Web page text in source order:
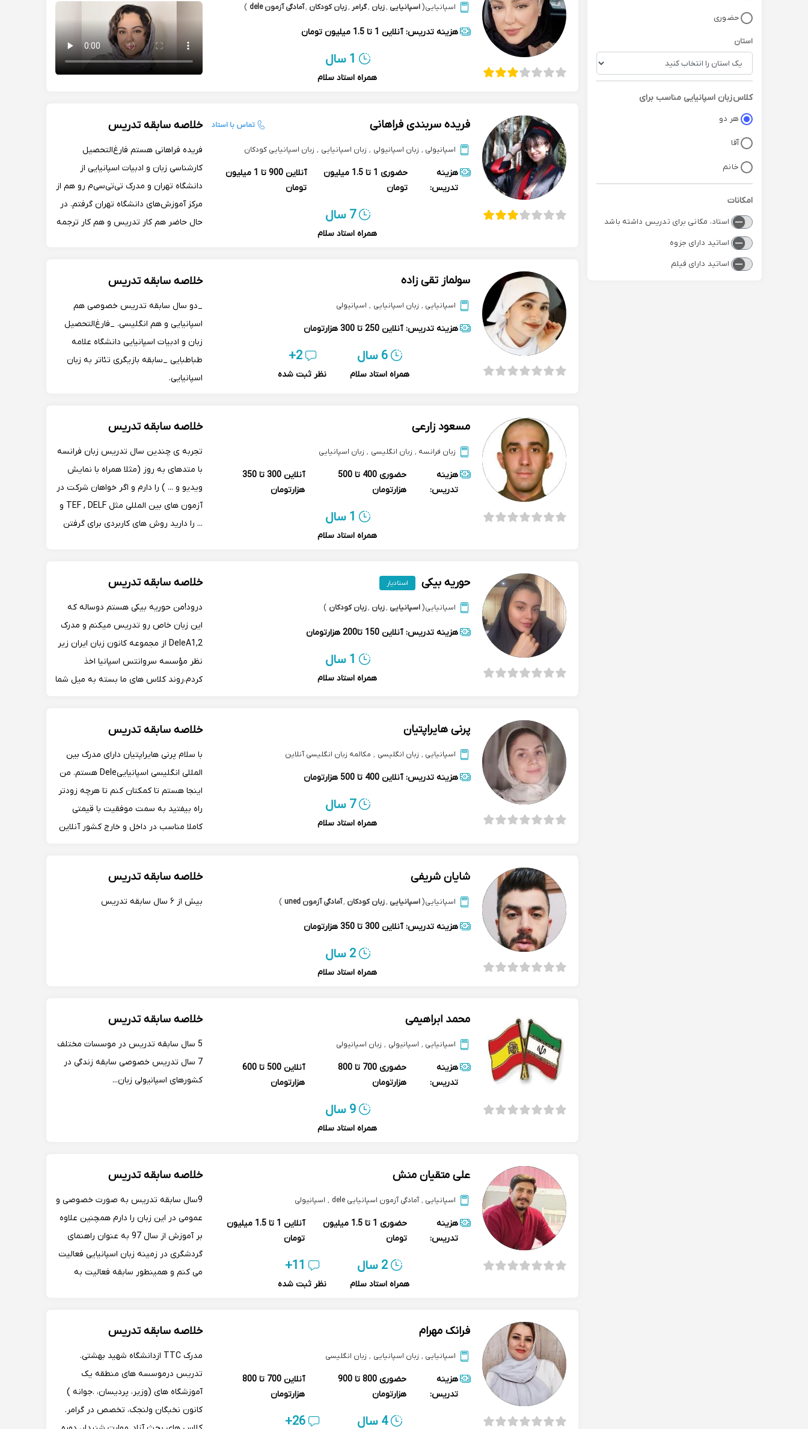
حضوری
استان
کلاسزبان اسپانیایی مناسب برای
هر دو
آقا
خانم
امکانات
استاد، مکانی برای تدریس داشته باشد
اساتید دارای جزوه
اساتید دارای فیلم
اسپانیایی(اسپانیایی ,زبان ,گرامر ,زبان کودکان ,آمادگی آزمون dele )
هزینه تدریس: آنلاین 1 تا 1.5 میلیون تومان
1 سال
همراه استاد سلام
فریده سربندی فراهانی تماس با استاد
اسپانیولی , زبان اسپانیولی , زبان اسپانیایی , زبان اسپانیایی کودکان
هزینه
تدریس:
حضوری
1 تا 1.5 میلیون
تومان
آنلاین
900 تا 1 میلیون
تومان
7 سال
همراه استاد سلام
خلاصه سابقه تدریس
فریده فراهانی هستم فارغ‌التحصیل
کارشناسی زبان و ادبیات اسپانیایی از
دانشگاه تهران و مدرک تی‌تی‌سی‌م رو هم از
مرکز آموزش‌های دانشگاه تهران گرفتم. در
حال حاضر هم کار تدریس و هم کار ترجمه
مشغول به تدریس هستم.
سولماز تقی زاده
اسپانیایی , زبان اسپانیایی , اسپانیولی
هزینه تدریس: آنلاین 250 تا 300 هزارتومان
6 سال
همراه استاد سلام
2+
نظر ثبت شده
خلاصه سابقه تدریس
_دو سال سابقه تدریس خصوصی هم
اسپانیایی و هم انگلیسی. _فارغ‌التحصیل
زبان و ادبیات اسپانیایی دانشگاه علامه
طباطبایی _سابقه بازیگری تئاتر به زبان
اسپانیایی.
مسعود زارعی
زبان فرانسه , زبان انگلیسی , زبان اسپانیایی
هزینه
تدریس:
حضوری
400 تا 500
هزارتومان
آنلاین
300 تا 350
هزارتومان
1 سال
همراه استاد سلام
خلاصه سابقه تدریس
تجربه ی چندین سال تدریس زبان فرانسه
با متدهای به روز (مثلا همراه با نمایش
ویدیو و ... ) را دارم و اگر خواهان شرکت در
آزمون های بین المللی مثل TEF , DELF و
... را دارید روش های کاربردی برای گرفتن
حوریه بیکی استادیار
اسپانیایی(اسپانیایی ,زبان ,زبان کودکان )
هزینه تدریس: آنلاین 150 تا200 هزارتومان
1 سال
همراه استاد سلام
خلاصه سابقه تدریس
درود!من حوریه بیکی هستم دوساله که
این زبان خاص رو تدریس میکنم و‌ مدرک
DeleA1,2 از مجموعه کانون زبان ایران زیر
نظر مؤسسه سروانتس اسپانیا اخذ
کردم،روند کلاس های ما بسته به میل شما
نیاز دارید با بنده در ارتباط باشید.
پرنی هایراپتیان
اسپانیایی , زبان انگلیسی , مکالمه زبان انگلیسی آنلاین
هزینه تدریس: آنلاین 400 تا 500 هزارتومان
7 سال
همراه استاد سلام
خلاصه سابقه تدریس
با سلام پرنی هایراپتیان دارای مدرک بین
المللی انگلیسی اسپانیاییDele هستم. من
اینجا هستم تا کمکتان کنم تا هرچه زودتر
راه بیفتید به سمت موفقیت با قیمتی
کاملا مناسب در داخل و خارج کشور آنلاین
هدیه من به شماست.
شایان شریفی
اسپانیایی(اسپانیایی ,زبان کودکان ,آمادگی آزمون uned )
هزینه تدریس: آنلاین 300 تا 350 هزارتومان
2 سال
همراه استاد سلام
خلاصه سابقه تدریس
بیش از ۶ سال سابقه تدریس
محمد ابراهیمی
اسپانیایی , اسپانیولی , زبان اسپانیولی
هزینه
تدریس:
حضوری
700 تا 800
هزارتومان
آنلاین
500 تا 600
هزارتومان
9 سال
همراه استاد سلام
خلاصه سابقه تدریس
5 سال سابقه تدریس در موسسات مختلف
7 سال تدریس خصوصی سابقه زندگی در
کشورهای اسپانیولی زبان...
علی متقیان منش
اسپانیایی , آمادگی آزمون اسپانیایی dele , اسپانیولی
هزینه
تدریس:
حضوری
1 تا 1.5 میلیون
تومان
آنلاین
1 تا 1.5 میلیون
تومان
2 سال
همراه استاد سلام
11+
نظر ثبت شده
خلاصه سابقه تدریس
9سال سابقه تدریس به صورت خصوصی و
عمومی در این زبان را دارم همچنین علاوه
بر آموزش از سال 97 به عنوان راهنمای
گردشگری در زمینه زبان اسپانیایی فعالیت
می کنم و همینطور سابقه فعالیت به
اصفهان در برخی پرونده‌های قضایی را دارم
فرانک مهرام
اسپانیایی , زبان اسپانیایی , زبان انگلیسی
هزینه
تدریس:
حضوری
800 تا 900
هزارتومان
آنلاین
700 تا 800
هزارتومان
4 سال 26+
خلاصه سابقه تدریس
مدرک TTC ازدانشگاه شهید بهشتی.
تدریس درموسسه های منطقه یک
آموزشگاه های (وزیر، پردیسان، .جوانه )
کانون نخبگان ولنجک، تخصص در گرامر.